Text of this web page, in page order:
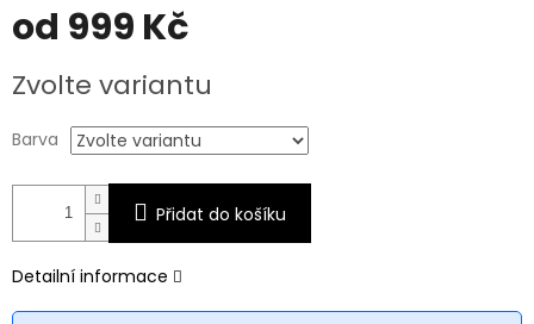
od 999 Kč
cena:
Zvolte variantu
Barva
Přidat do košíku
Detailní informace